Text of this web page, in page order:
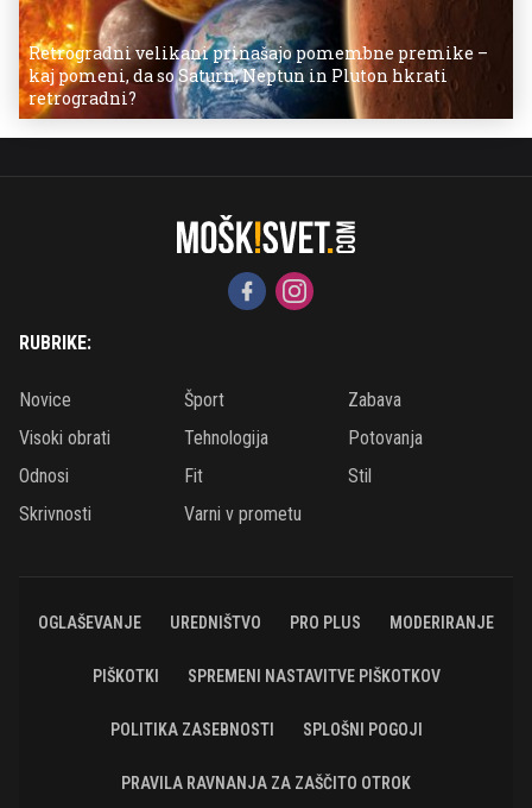
Retrogradni velikani prinašajo pomembne premike –
kaj pomeni, da so Saturn, Neptun in Pluton hkrati
retrogradni?
RUBRIKE:
Novice Šport
Zabava
Visoki obrati
Tehnologija
Potovanja
Odnosi
Fit
Stil
Skrivnosti
Varni v prometu
OGLAŠEVANJE UREDNIŠTVO PRO PLUS MODERIRANJE
PIŠKOTKI SPREMENI NASTAVITVE PIŠKOTKOV
POLITIKA ZASEBNOSTI SPLOŠNI POGOJI
PRAVILA RAVNANJA ZA ZAŠČITO OTROK